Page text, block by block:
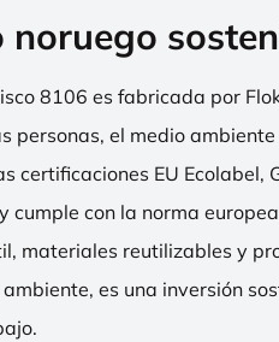
noruego
8106 es fabricada por
personas, el medio
certificaciones EU Ecolabel,
cumple con la norma
materiales reutilizables y
es una inversión